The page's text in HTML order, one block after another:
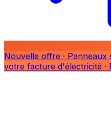
Nouvelle offre ·
votre facture d'électricité